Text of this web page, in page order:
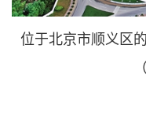
位于北京市顺义区